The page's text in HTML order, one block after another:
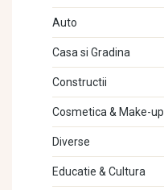
Auto
Casa si Gradina
Constructii
Cosmetica & Make-up
Diverse
Educatie & Cultura